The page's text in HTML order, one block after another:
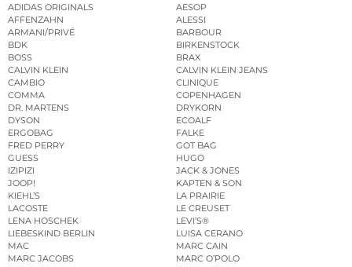
ADIDAS ORIGINALS
AESOP
AFFENZAHN
ALESSI
ARMANI/PRIVÉ
BARBOUR
BDK
BIRKENSTOCK
BOSS
BRAX
CALVIN KLEIN
CALVIN KLEIN JEANS
CAMBIO
CLINIQUE
COMMA
COPENHAGEN
DR. MARTENS
DRYKORN
DYSON
ECOALF
ERGOBAG
FALKE
FRED PERRY
GOT BAG
GUESS
HUGO
IZIPIZI
JACK & JONES
JOOP!
KAPTEN & SON
KIEHL’S
LA PRAIRIE
LACOSTE
LE CREUSET
LENA HOSCHEK
LEVI’S®
LIEBESKIND BERLIN
LUISA CERANO
MAC
MARC CAIN
MARC JACOBS
MARC O’POLO